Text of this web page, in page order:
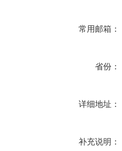
常用邮箱：
省份：
详细地址：
补充说明：